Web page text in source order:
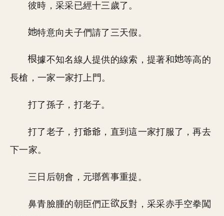
彼時，采采已經十三歲了。
特意向夫子們請了三天假。
據不知名線人提供的線索，提著和
等高的
長槍，一家一家打上門。
打了孫子，打老子。
打了老子，打爺爺，直到這一家打服了，再去
下一家。
三日后朝會，元瑯舊事重提。
鼻青臉腫的朝臣們正
反對，采采赤手空拳闖